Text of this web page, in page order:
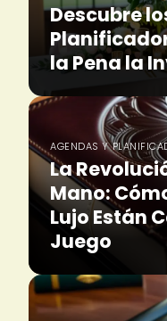
Descubre
la Pena la
AGENDAS Y
La
Mano:
Lujo Están
Juego